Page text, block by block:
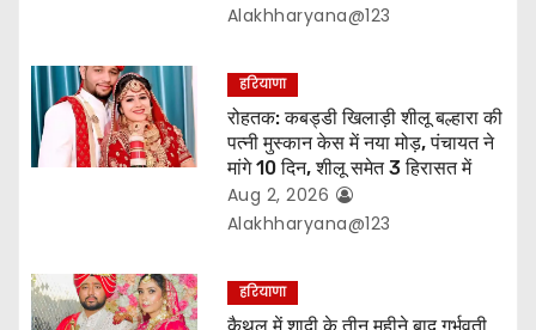
Alakhharyana@123
हरियाणा
रोहतक: कबड्डी खिलाड़ी शीलू बल्हारा की
पत्नी मुस्कान केस में नया मोड़, पंचायत ने
मांगे 10 दिन, शीलू समेत 3 हिरासत में
Aug 2, 2026
Alakhharyana@123
हरियाणा